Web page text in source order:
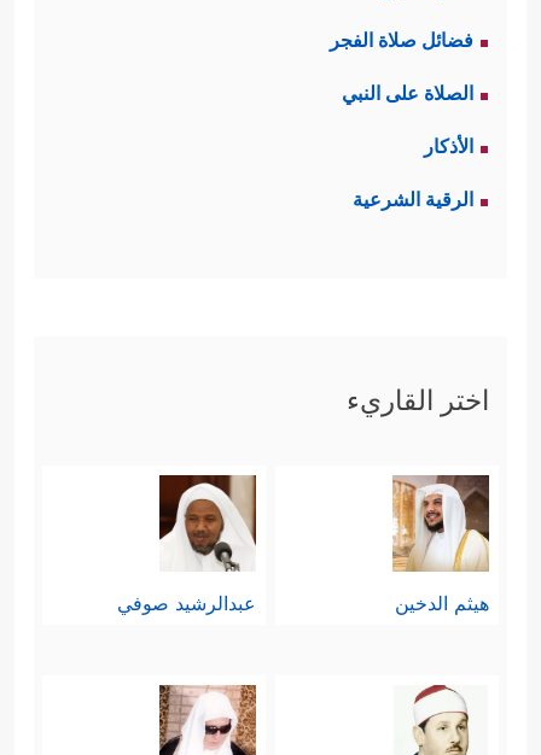
فضائل صلاة الفجر
الصلاة على النبي
الأذكار
الرقية الشرعية
اختر القاريء
هيثم الدخين عبدالرشيد صوفي